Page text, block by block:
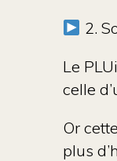
2.
Le
celle
Or
plus